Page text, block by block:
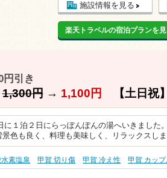
施設情報を見る
楽天トラベルの宿泊プランを
円引き
1,300円→ 1,100円 【土日祝
に１泊２日にらっぽんぽんの湯へいきました
景色も良く、料理も美味しく、リラックスしま
素塩泉 甲賀 切り傷 甲賀 冷え性 甲賀 カッ